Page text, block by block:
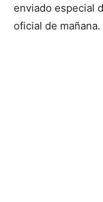
enviado especial
oficial de mañana.